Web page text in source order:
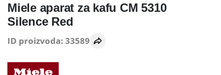
Miele aparat za kafu CM 5310
Silence Red
ID proizvoda: 33589